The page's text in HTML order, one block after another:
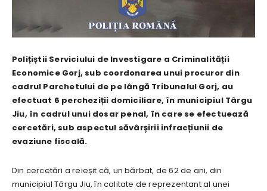
Polițiștii Serviciului de Investigare a Criminalității
Economice Gorj, sub coordonarea unui procuror din
cadrul Parchetului de pe lângă Tribunalul Gorj, au
efectuat 6 percheziții domiciliare, în municipiul Târgu
Jiu, în cadrul unui dosar penal, în care se efectuează
cercetări, sub aspectul săvârșirii infracțiunii de
evaziune fiscală.
Din cercetări a reieșit că, un bărbat, de 62 de ani, din
municipiul Târgu Jiu, în calitate de reprezentant al unei